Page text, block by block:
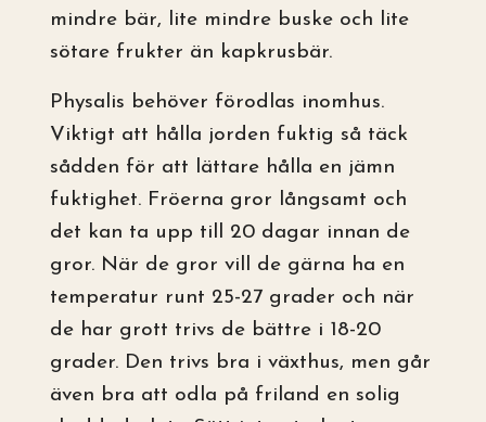
mindre bär, lite mindre buske och lite
sötare frukter än kapkrusbär.
Physalis behöver förodlas inomhus.
Viktigt att hålla jorden fuktig så täck
sådden för att lättare hålla en jämn
fuktighet. Fröerna gror långsamt och
det kan ta upp till 20 dagar innan de
gror. När de gror vill de gärna ha en
temperatur runt 25-27 grader och när
de har grott trivs de bättre i 18-20
grader. Den trivs bra i växthus, men går
även bra att odla på friland en solig